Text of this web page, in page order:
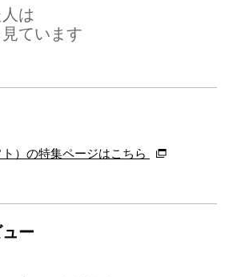
は
ています
）の特集ページはこちら
ー